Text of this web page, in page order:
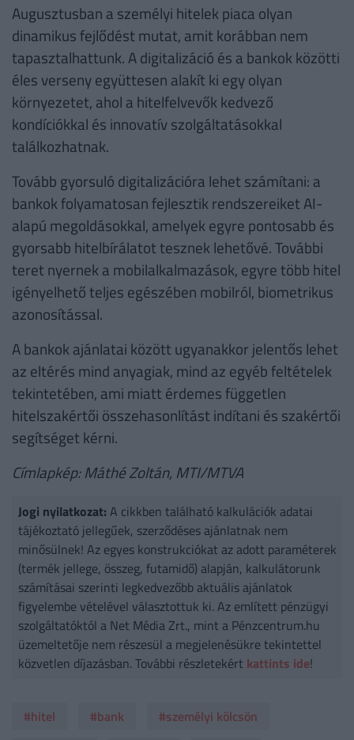
Augusztusban a személyi hitelek piaca olyan
dinamikus fejlődést mutat, amit korábban nem
tapasztalhattunk. A digitalizáció és a bankok közötti
éles verseny együttesen alakít ki egy olyan
környezetet, ahol a hitelfelvevők kedvező
kondíciókkal és innovatív szolgáltatásokkal
találkozhatnak.
Tovább gyorsuló digitalizációra lehet számítani: a
bankok folyamatosan fejlesztik rendszereiket AI-
alapú megoldásokkal, amelyek egyre pontosabb és
gyorsabb hitelbírálatot tesznek lehetővé. További
teret nyernek a mobilalkalmazások, egyre több hitel
igényelhető teljes egészében mobilról, biometrikus
azonosítással.
A bankok ajánlatai között ugyanakkor jelentős lehet
az eltérés mind anyagiak, mind az egyéb feltételek
tekintetében, ami miatt érdemes független
hitelszakértői összehasonlítást indítani és szakértői
segítséget kérni.
Címlapkép: Máthé Zoltán, MTI/MTVA
Jogi nyilatkozat: A cikkben található kalkulációk adatai
tájékoztató jellegűek, szerződéses ajánlatnak nem
minősülnek! Az egyes konstrukciókat az adott paraméterek
(termék jellege, összeg, futamidő) alapján, kalkulátorunk
számításai szerinti legkedvezőbb aktuális ajánlatok
figyelembe vételével választottuk ki. Az említett pénzügyi
szolgáltatóktól a Net Média Zrt., mint a Pénzcentrum.hu
üzemeltetője nem részesül a megjelenésükre tekintettel
közvetlen díjazásban. További részletekért kattints ide!
#hitel #bank
#személyi kölcsön